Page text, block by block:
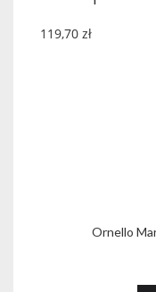
Ornello
119,70 zł